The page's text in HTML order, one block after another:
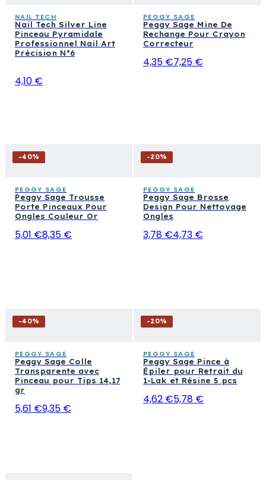
NAIL TECH
Nail Tech Silver Line
Pinceau Pyramidale
Professionnel Nail Art
Précision N°6
4,10 €
PEGGY SAGE
Peggy Sage Mine De
Rechange Pour Crayon
Correcteur
4,35 €7,25 €
-40%
PEGGY SAGE
Peggy Sage Trousse
Porte Pinceaux Pour
Ongles Couleur Or
5,01 €8,35 €
-20%
PEGGY SAGE
Peggy Sage Brosse
Design Pour Nettoyage
Ongles
3,78 €4,73 €
-40%
PEGGY SAGE
Peggy Sage Colle
Transparente avec
Pinceau pour Tips 14,17
gr
5,61 €9,35 €
-20%
PEGGY SAGE
Peggy Sage Pince à
Épiler pour Retrait du
1-Lak et Résine 5 pcs
4,62 €5,78 €